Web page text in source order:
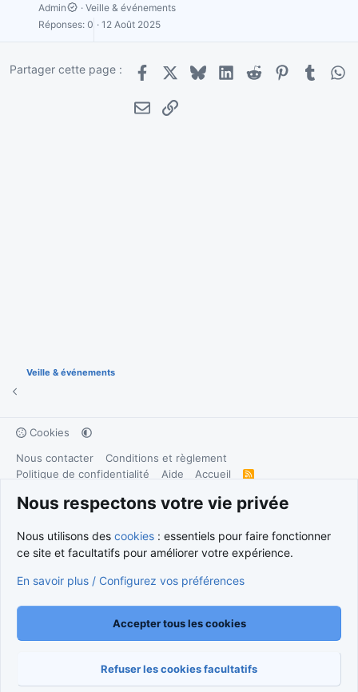
Admin
Veille & événements
Réponses 0 12 Août 2025
Partager cette page :
Facebook
X BlueskyLinkedInRedditPinterestTumblr
E-mailLien
Veille & événements
Cookies
Nous contacter
Conditions et règlement
Politique de confidentialité
Aide Accueil
R
S
Community platform by XenForo® © 2010-2026 XenForo Ltd.
Nous respectons votre vie privée
Nous utilisons des cookies : essentiels pour faire fonctionner
ce site et facultatifs pour améliorer votre expérience.
En savoir plus / Configurez vos préférences
Accepter tous les cookies
Refuser les cookies facultatifs